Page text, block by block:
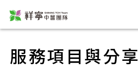
服務項目與分享